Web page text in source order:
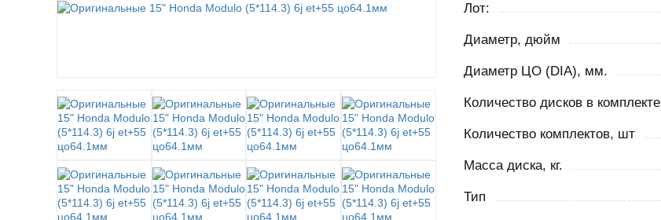
Лот:
Диаметр, дюйм
Диаметр ЦО (DIA), мм.
Количество дисков в комплекте
Количество комплектов, шт
Масса диска, кг.
Тип